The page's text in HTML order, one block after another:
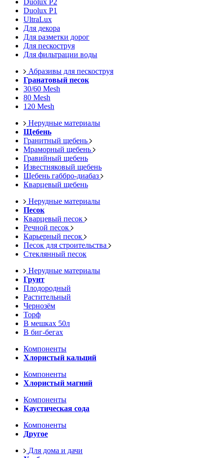
Duolux P2
Duolux P1
UltraLux
Для декора
Для разметки дорог
Для пескоструя
Для фильтрации воды
Абразивы для пескоструя
Гранатовый песок
30/60 Mesh
80 Mesh
120 Mesh
Нерудные материалы
Щебень
Гранитный щебень
Мраморный щебень
Гравийный щебень
Известняковый щебень
Щебень габбро-диабаз
Кварцевый щебень
Нерудные материалы
Песок
Кварцевый песок
Речной песок
Карьерный песок
Песок для строительства
Стеклянный песок
Нерудные материалы
Грунт
Плодородный
Растительный
Чернозём
Торф
В мешках 50л
В биг-бегах
Компоненты
Хлористый кальций
Компоненты
Хлористый магний
Компоненты
Каустическая сода
Компоненты
Другое
Для дома и дачи